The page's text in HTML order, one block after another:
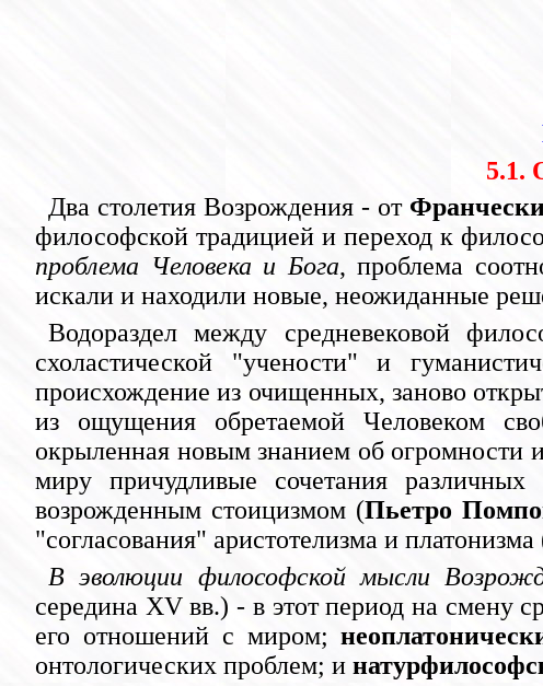
5.1.
Два столетия Возрождения - от
философской традицией и переход к
проблема Человека и Бога, проблема
искали и находили новые, неожиданные
Водораздел между средневековой
схоластической "учености" и
происхождение из очищенных, заново
из ощущения обретаемой Человеком
окрыленная новым знанием об огромности
миру причудливые сочетания различных
возрожденным стоицизмом (Пьетро
"согласования" аристотелизма и платонизма
В эволюции философской мысли
середина XV вв.) - в этот период на смену
его отношений с миром;
онтологических проблем; и